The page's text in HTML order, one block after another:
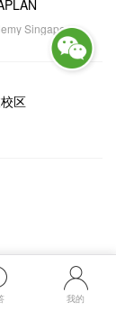
Singapore
区
我的